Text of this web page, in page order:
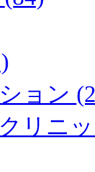
ョン
リニ